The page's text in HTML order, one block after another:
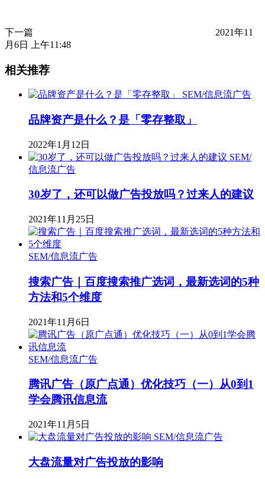
下一篇
2021年11
月6日 上午11:48
相关推荐
SEM/信息流广告
品牌资产是什么？是「零存整取」
2022年1月12日
SEM/
信息流广告
30岁了，还可以做广告投放吗？过来人的建议
2021年11月25日
SEM/信息流广告
搜索广告｜百度搜索推广选词，最新选词的5种
方法和5个维度
2021年11月6日
SEM/信息流广告
腾讯广告（原广点通）优化技巧（一）从0到1
学会腾讯信息流
2021年11月5日
SEM/信息流广告
大盘流量对广告投放的影响